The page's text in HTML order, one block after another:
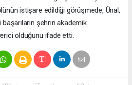
istişare edildiği görüşmede, Ünal,
şehrin akademik
olduğunu ifade etti.